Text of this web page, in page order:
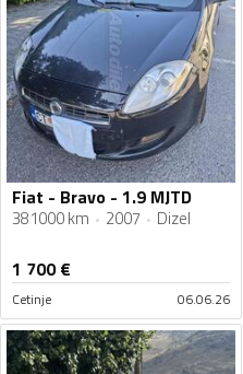
Fiat - Bravo - 1.9 MJTD
381000 km 2007 Dizel
1 700€
Cetinje 06.06.26